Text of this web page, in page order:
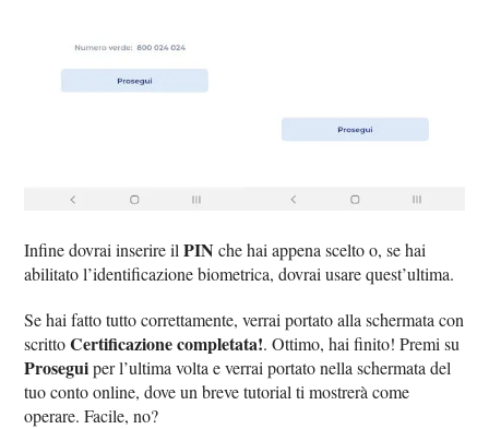
Infine dovrai inserire ilPIN che hai appena scelto o, se hai
abilitato l’identificazione biometrica, dovrai usare quest’ultima.
Se hai fatto tutto correttamente, verrai portato alla schermata con
scrittoCertificazione completata!. Ottimo, hai finito! Premi su
Proseguiper l’ultima volta e verrai portato nella schermata del
tuo conto online, dove un breve tutorial ti mostrerà come
operare. Facile, no?